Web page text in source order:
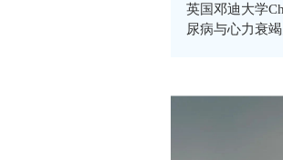
英国邓迪大学
尿病与心力衰